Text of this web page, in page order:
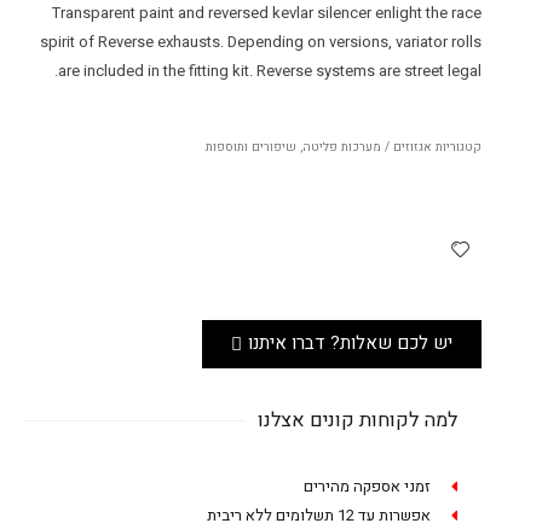
Transparent paint and reversed kevlar silencer enlight the race
spirit of Reverse exhausts. Depending on versions, variator rolls
are included in the fitting kit. Reverse systems are street legal.
קטגוריות אגזוזים / מערכות פליטה, שיפורים ותוספות
יש לכם שאלות? דברו איתנו
למה לקוחות קונים אצלנו
זמני אספקה מהירים
אפשרות עד 12 תשלומים ללא ריבית